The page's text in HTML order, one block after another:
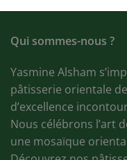
Qui sommes-nous ?
Yasmine Alsham
pâtisserie orientale
d’excellence
Nous célébrons l’art
une mosaïque